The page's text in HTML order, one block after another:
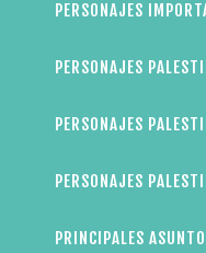
PERSONAJES
PERSONAJES
PERSONAJES
PERSONAJES
PRINCIPALES